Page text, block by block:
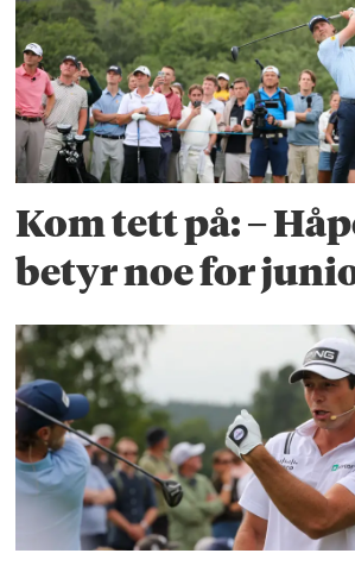
Kom tett på: –
betyr noe for